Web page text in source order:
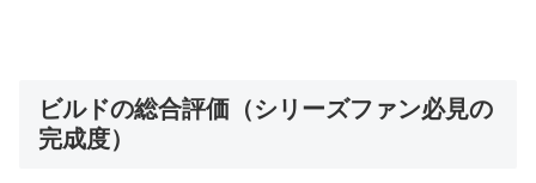
ビルドの総合評価（シリーズファン必見の
完成度）